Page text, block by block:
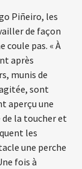
Piñeiro, les
de façon
coule pas. « À
après
munis de
sont
aperçu une
la toucher et
les
une perche
fois à